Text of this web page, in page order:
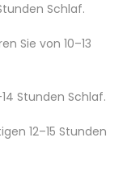
Schlaf.
Sie von 10–13
Stunden Schlaf.
12–15 Stunden